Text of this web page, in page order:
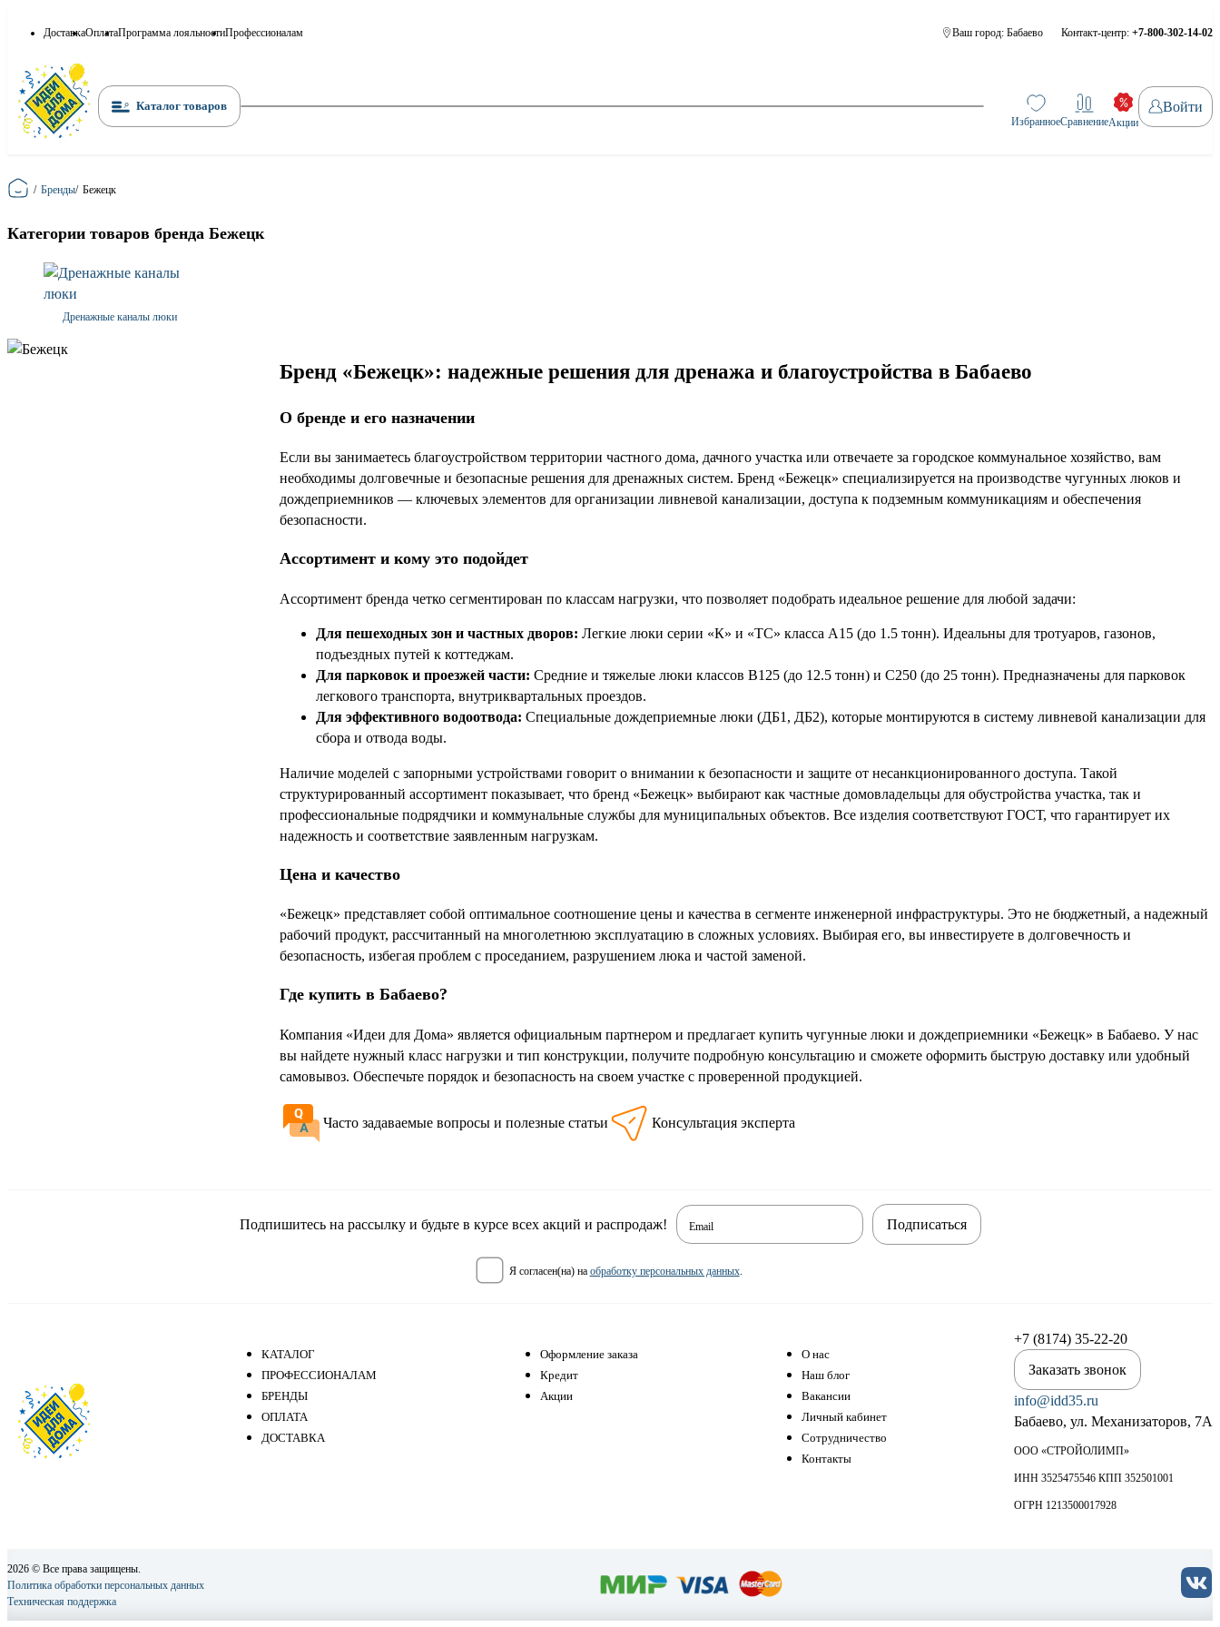
ДоставкаОплатаПрограмма лояльностиПрофессионалам Ваш город: Бабаево Контакт-центр: +7-800-302-14-02
Каталог товаров
ИзбранноеСравнениеАкции
Войти
Главная
/ Бренды/ Бежецк
Категории товаров бренда Бежецк
Дренажные каналы люки
Бренд «Бежецк»: надежные решения для дренажа и благоустройства в Бабаево
О бренде и его назначении
Если вы занимаетесь благоустройством территории частного дома, дачного участка или отвечаете за городское коммунальное хозяйство, вам
необходимы долговечные и безопасные решения для дренажных систем. Бренд «Бежецк» специализируется на производстве чугунных люков и
дождеприемников — ключевых элементов для организации ливневой канализации, доступа к подземным коммуникациям и обеспечения
безопасности.
Ассортимент и кому это подойдет
Ассортимент бренда четко сегментирован по классам нагрузки, что позволяет подобрать идеальное решение для любой задачи:
Для пешеходных зон и частных дворов: Легкие люки серии «К» и «ТС» класса А15 (до 1.5 тонн). Идеальны для тротуаров, газонов,
подъездных путей к коттеджам.
Для парковок и проезжей части: Средние и тяжелые люки классов В125 (до 12.5 тонн) и С250 (до 25 тонн). Предназначены для парковок
легкового транспорта, внутриквартальных проездов.
Для эффективного водоотвода: Специальные дождеприемные люки (ДБ1, ДБ2), которые монтируются в систему ливневой канализации для
сбора и отвода воды.
Наличие моделей с запорными устройствами говорит о внимании к безопасности и защите от несанкционированного доступа. Такой
структурированный ассортимент показывает, что бренд «Бежецк» выбирают как частные домовладельцы для обустройства участка, так и
профессиональные подрядчики и коммунальные службы для муниципальных объектов. Все изделия соответствуют ГОСТ, что гарантирует их
надежность и соответствие заявленным нагрузкам.
Цена и качество
«Бежецк» представляет собой оптимальное соотношение цены и качества в сегменте инженерной инфраструктуры. Это не бюджетный, а надежный
рабочий продукт, рассчитанный на многолетнюю эксплуатацию в сложных условиях. Выбирая его, вы инвестируете в долговечность и
безопасность, избегая проблем с проседанием, разрушением люка и частой заменой.
Где купить в Бабаево?
Компания «Идеи для Дома» является официальным партнером и предлагает купить чугунные люки и дождеприемники «Бежецк» в Бабаево. У нас
вы найдете нужный класс нагрузки и тип конструкции, получите подробную консультацию и сможете оформить быструю доставку или удобный
самовывоз. Обеспечьте порядок и безопасность на своем участке с проверенной продукцией.
Часто задаваемые вопросы и полезные статьи Консультация эксперта
Подпишитесь на рассылку и будьте в курсе всех акций и распродаж! Email
я согласен(на) на обработку персональных данных.
Подписаться
КАТАЛОГ
ПРОФЕССИОНАЛАМ
БРЕНДЫ
ОПЛАТА
ДОСТАВКА
Оформление заказа
Кредит
Акции
О нас
Наш блог
Вакансии
Личный кабинет
Сотрудничество
Контакты
+7 (8174) 35-22-20
Заказать звонок
info@idd35.ru
Бабаево, ул. Механизаторов, 7А
ООО «СТРОЙОЛИМП»
ИНН 3525475546 КПП 352501001
ОГРН 1213500017928
2026 © Все права защищены.
Политика обработки персональных данных
Техническая поддержка